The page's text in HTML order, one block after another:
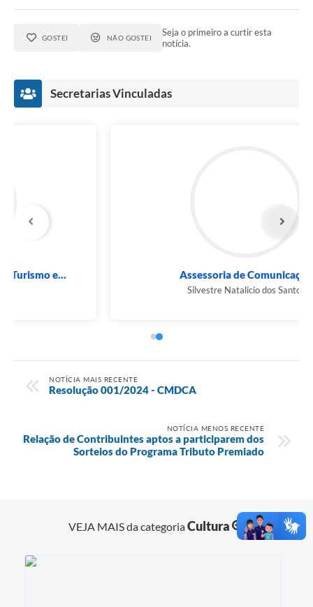
GOSTEI NÃO GOSTEI
Seja o primeiro a curtir esta
notícia.
Secretarias Vinculadas
Assessoria de Comunicação
Silvestre Natalicio dos Santos
NOTÍCIA MAIS RECENTE
Resolução 001/2024 - CMDCA
NOTÍCIA MENOS RECENTE
Relação de Contribuintes aptos a participarem dos
Sorteios do Programa Tributo Premiado
VEJA MAIS da categoriaCultura